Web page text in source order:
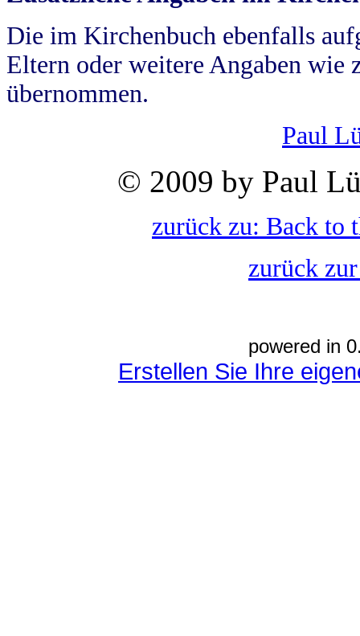
Die im Kirchenbuch ebenfalls
Eltern oder weitere Angaben wie
übernommen.
Paul
© 2009 by Paul
zurück zu: Back to
zurück
powered in
Erstellen Sie Ihre